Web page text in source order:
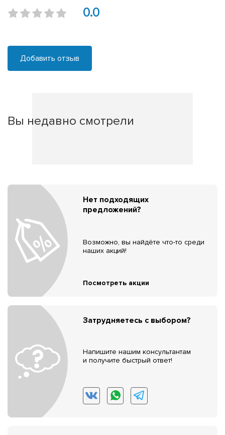
0.0
Добавить отзыв
Вы недавно смотрели
Нет подходящих
предложений?
Возможно, вы найдёте что-то среди
наших акций!
Посмотреть акции
Затрудняетесь с выбором?
Напишите нашим консультантам
и получите быстрый ответ!